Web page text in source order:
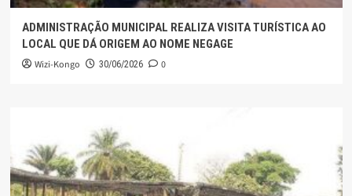
ADMINISTRAÇÃO MUNICIPAL REALIZA VISITA TURÍSTICA AO
LOCAL QUE DÁ ORIGEM AO NOME NEGAGE
Wizi-Kongo 30/06/2026 0